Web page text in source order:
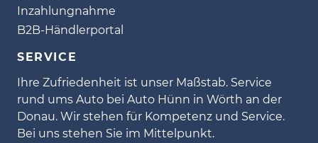
Inzahlungnahme
B2B-Händlerportal
SERVICE
Ihre Zufriedenheit ist unser Maßstab. Service
rund ums Auto bei Auto Hünn in Wörth an der
Donau. Wir stehen für Kompetenz und Service.
Bei uns stehen Sie im Mittelpunkt.